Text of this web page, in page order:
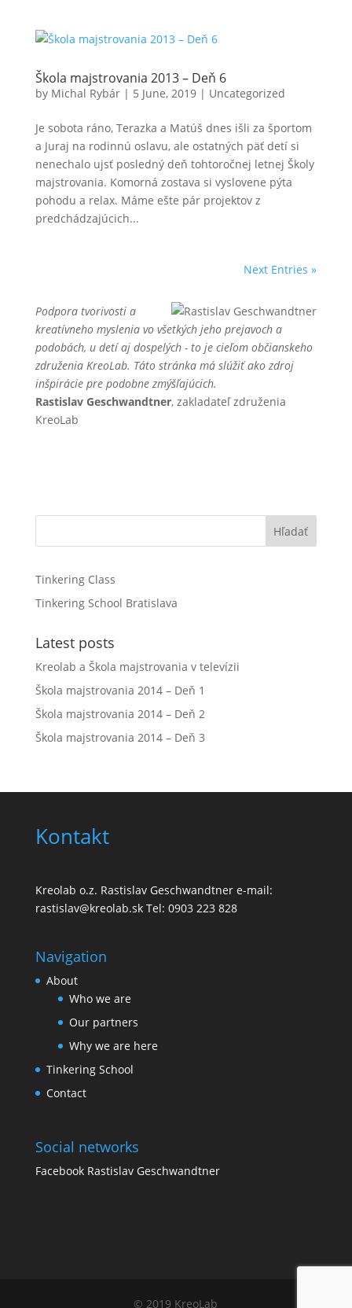
Škola majstrovania 2013 – Deň 6
by Michal Rybár| 5 June, 2019| Uncategorized
Je sobota ráno, Terazka a Matúš dnes išli za športom
a Juraj na rodinnú oslavu, ale ostatných päť detí si
nenechalo ujsť posledný deň tohtoročnej letnej Školy
majstrovania. Komorná zostava si vyslovene pýta
pohodu a relax. Máme ešte pár projektov z
predchádzajúcich...
Next Entries »
Podpora tvorivosti a
kreatívneho myslenia vo všetkých jeho prejavoch a
podobách, u detí aj dospelých - to je cieľom občianskeho
združenia KreoLab. Táto stránka má slúžiť ako zdroj
inšpirácie pre podobne zmýšľajúcich.
Rastislav Geschwandtner, zakladateľ združenia
KreoLab
Hľadať
Tinkering Class
Tinkering School Bratislava
Latest posts
Kreolab a Škola majstrovania v televízii
Škola majstrovania 2014 – Deň 1
Škola majstrovania 2014 – Deň 2
Škola majstrovania 2014 – Deň 3
Kontakt
Kreolab o.z. Rastislav Geschwandtner e-mail:
rastislav@kreolab.sk Tel: 0903 223 828
Navigation
About
Who we are
Our partners
Why we are here
Tinkering School
Contact
Social networks
Facebook Rastislav Geschwandtner
© 2019 KreoLab